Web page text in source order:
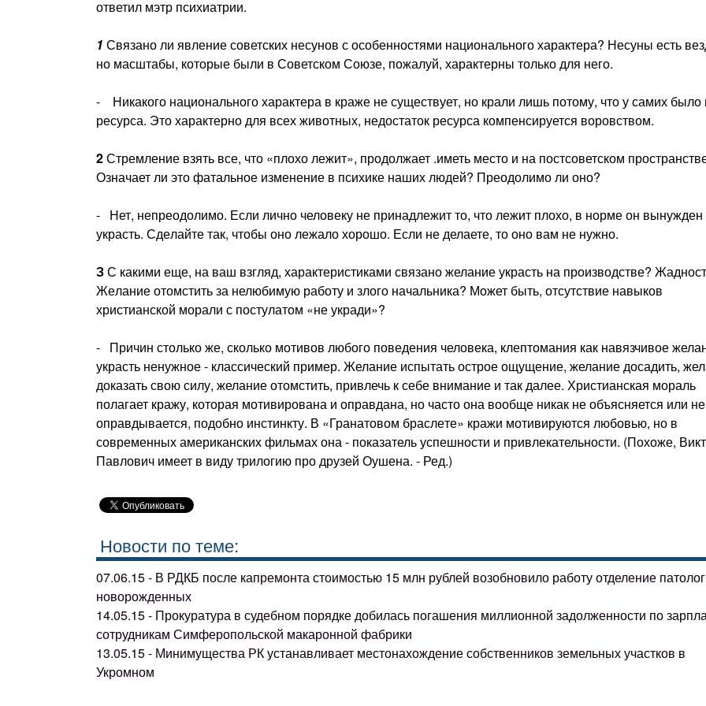
ответил мэтр психиатрии.
1 Связано ли явление советских несунов с особенностя­ми национального характера? Несуны есть
но масштабы, которые были в Советском Союзе, пожалуй, харак­терны только для него.
- Никакого национального характера в краже не существу­ет, но крали лишь потому, что у самих
ресурса. Это характерно для всех животных, недостаток ресурса компенси­руется воровством.
2Стремление взять все, что «плохо лежит», продолжает .иметь место и на постсоветском
Означа­ет ли это фатальное изменение в психике наших людей? Пре­одолимо ли оно?
- Нет, непреодолимо. Если лично человеку не принадлежит то, что лежит плохо, в норме он вынужден
украсть. Сде­лайте так, чтобы оно лежало хорошо. Если не делаете, то оно вам не нужно.
ЗС какими еще, на ваш взгляд, характеристиками связано желание украсть на производстве?
Же­лание отомстить за нелюбимую работу и злого начальника? Может быть, отсутствие навыков
христианской морали с по­стулатом «не укради»?
- Причин столько же, сколько мотивов любого поведения человека, клептомания как навязчивое
украсть не­нужное - классический пример. Желание испытать острое ощущение, желание досадить,
доказать свою силу, желание отомстить, привлечь к себе внимание и так далее. Христианская мораль
полагает кражу, которая мотивирована и оправдана, но часто она вообще никак не объясняется или не
оправдывается, подобно инстинкту. В «Гранатовом брасле­те» кражи мотивируются любовью, но в
современных амери­канских фильмах она - показатель успешности и привлека­тельности. (Похоже,
Павлович имеет в виду трилогию про друзей Оушена. - Ред.)
Новости по теме:
07.06.15 - В РДКБ после капремонта стоимостью 15 млн рублей возобновило работу отделение
новорожденных
14.05.15 - Прокуратура в судебном порядке добилась погашения миллионной задолженности по
сотрудникам Симферопольской макаронной фабрики
13.05.15 - Минимущества РК устанавливает местонахождение собственников земельных участков в
Укромном